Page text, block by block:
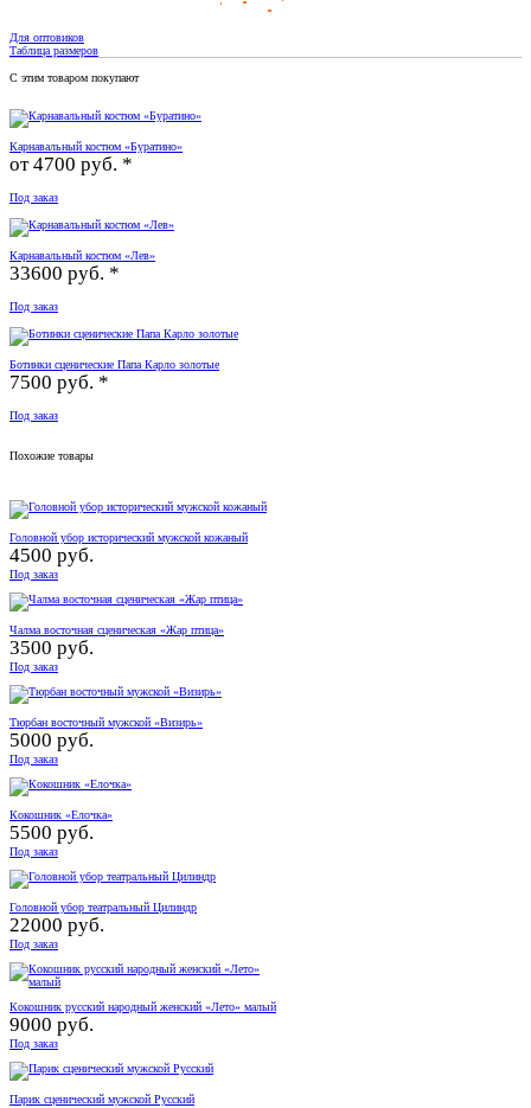
Для оптовиков
Таблица размеров
С этим товаром покупают
Карнавальный костюм «Буратино»
от4700 руб. *
Под заказ
Карнавальный костюм «Лев»
33600 руб. *
Под заказ
Ботинки сценические Папа Карло золотые
7500 руб. *
Под заказ
Похожие товары
Головной убор исторический мужской кожаный
4500 руб.
Под заказ
Чалма восточная сценическая «Жар птица»
3500 руб.
Под заказ
Тюрбан восточный мужской «Визирь»
5000 руб.
Под заказ
Кокошник «Елочка»
5500 руб.
Под заказ
Головной убор театральный Цилиндр
22000 руб.
Под заказ
Кокошник русский народный женский «Лето» малый
9000 руб.
Под заказ
Парик сценический мужской Русский